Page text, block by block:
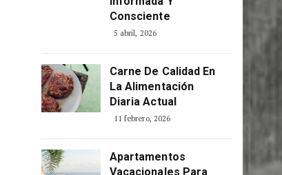
Consciente
5 abril, 2026
Carne De Calidad En
La Alimentación
Diaria Actual
11 febrero, 2026
Apartamentos
Vacacionales Para